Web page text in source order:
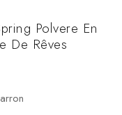
Polvere En
De Rêves